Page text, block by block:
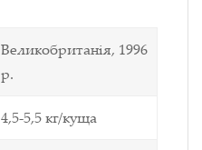
Великобританія, 1996
р.
4,5-5,5 кг/куща